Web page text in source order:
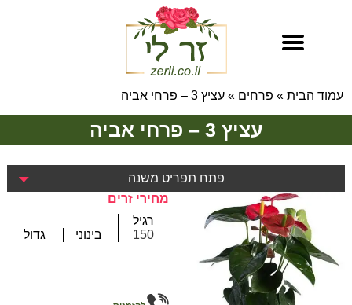
עמוד הבית » פרחים » עציץ 3 – פרחי אביה
עציץ 3 – פרחי אביה
פתח תפריט משנה
מחירי זרים
רגיל
150
בינוני גדול